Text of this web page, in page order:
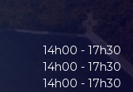
14h00 - 17h30
14h00 - 17h30
14h00 - 17h30